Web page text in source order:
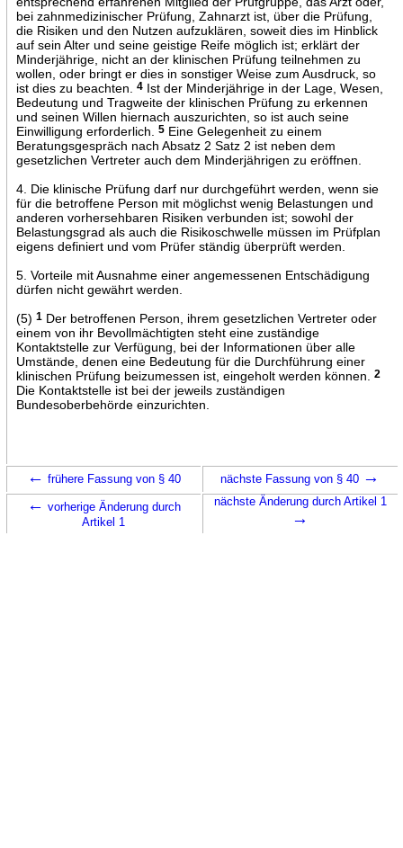
bei zahnmedizinischer Prüfung, Zahnarzt ist, über die Prüfung,
die Risiken und den Nutzen aufzuklären, soweit dies im Hinblick
auf sein Alter und seine geistige Reife möglich ist; erklärt der
Minderjährige, nicht an der klinischen Prüfung teilnehmen zu
wollen, oder bringt er dies in sonstiger Weise zum Ausdruck, so
ist dies zu beachten.
4Ist der Minderjährige in der Lage, Wesen,
Bedeutung und Tragweite der klinischen Prüfung zu erkennen
und seinen Willen hiernach auszurichten, so ist auch seine
Einwilligung erforderlich.
5Eine Gelegenheit zu einem
Beratungsgespräch nach Absatz 2 Satz 2 ist neben dem
gesetzlichen Vertreter auch dem Minderjährigen zu eröffnen.
4. Die klinische Prüfung darf nur durchgeführt werden, wenn sie
für die betroffene Person mit möglichst wenig Belastungen und
anderen vorhersehbaren Risiken verbunden ist; sowohl der
Belastungsgrad als auch die Risikoschwelle müssen im Prüfplan
eigens definiert und vom Prüfer ständig überprüft werden.
5. Vorteile mit Ausnahme einer angemessenen Entschädigung
dürfen nicht gewährt werden.
(5) 1Der betroffenen Person, ihrem gesetzlichen Vertreter oder
einem von ihr Bevollmächtigten steht eine zuständige
Kontaktstelle zur Verfügung, bei der Informationen über alle
Umstände, denen eine Bedeutung für die Durchführung einer
klinischen Prüfung beizumessen ist, eingeholt werden können.
2
Die Kontaktstelle ist bei der jeweils zuständigen
Bundesoberbehörde einzurichten.
← frühere Fassung von § 40 nächste Fassung von § 40 →
← vorherige Änderung durch
Artikel 1
nächste Änderung durch Artikel 1
→